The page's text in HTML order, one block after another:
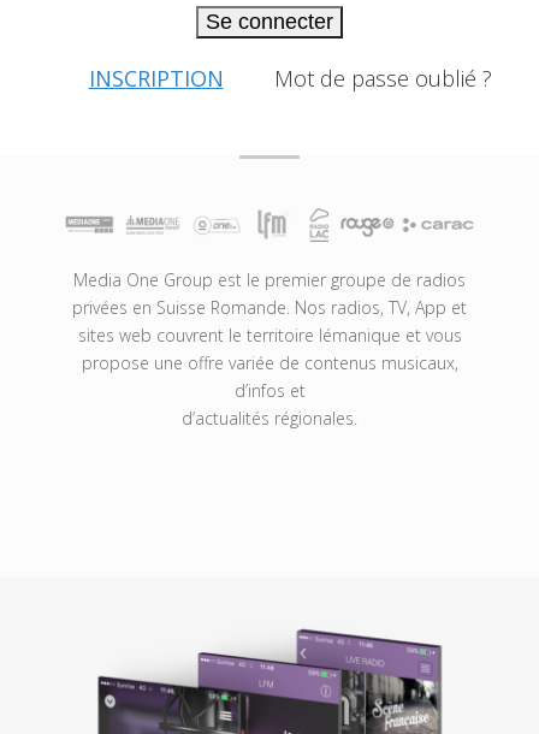
Se connecter
INSCRIPTION Mot de passe oublié ?
Media One Group est le premier groupe de radios
privées en Suisse Romande. Nos radios, TV, App et
sites web couvrent le territoire lémanique et vous
propose une offre variée de contenus musicaux,
d’infos et
d’actualités régionales.